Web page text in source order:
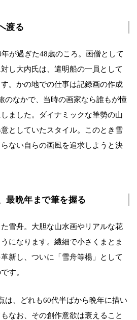
渡る
が過ぎた48歳のころ。画僧として
し大内氏は、遣明船の一員として
。かの地での仕事は記録画の作成
のなかで、当時の画家なら誰もが憧
ました。ダイナミックな筆勢の山
としていたスタイル。このとき雪
ない自らの画風を追求しようと決
最晩年まで筆を握る
雪舟。大胆な山水画やリアルな花
になります。繊細で小さくまとま
新し、ついに「雪舟等楊」として
す。
は、どれも60代半ばから晩年に描い
なお、その創作意欲は衰えること